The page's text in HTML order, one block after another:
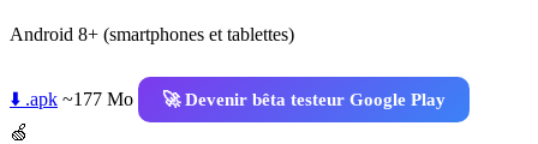
Android 8+ (smartphones et tablettes)
⬇️ .apk ~177 Mo
🚀 Devenir bêta testeur Google Play
🍏